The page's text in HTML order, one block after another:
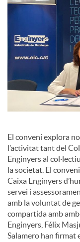
El conveni explora
l’activitat tant del
Enginyers al
la societat. El
Caixa Enginyers
servei i
amb la voluntat de
compartida amb
Enginyers, Félix
Salamero han firmat